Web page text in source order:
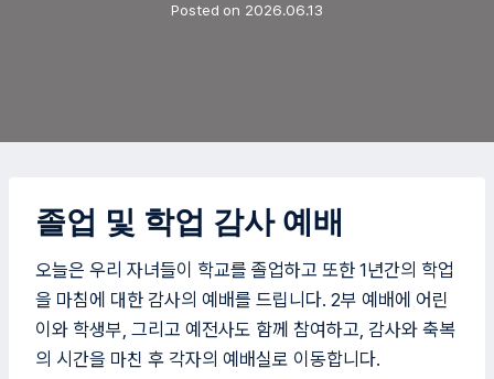
Posted on 2026.06.13
졸업 및 학업 감사 예배
오늘은 우리 자녀들이 학교를 졸업하고 또한 1년간의 학업
을 마침에 대한 감사의 예배를 드립니다. 2부 예배에 어린
이와 학생부, 그리고 예전사도 함께 참여하고, 감사와 축복
의 시간을 마친 후 각자의 예배실로 이동합니다.